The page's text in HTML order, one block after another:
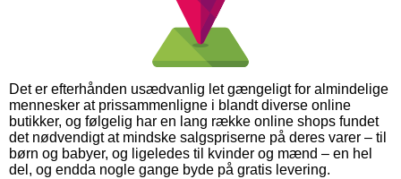
Det er efterhånden usædvanlig let gængeligt for almindelige
mennesker at prissammenligne i blandt diverse online
butikker, og følgelig har en lang række online shops fundet
det nødvendigt at mindske salgspriserne på deres varer – til
børn og babyer, og ligeledes til kvinder og mænd – en hel
del, og endda nogle gange byde på gratis levering.